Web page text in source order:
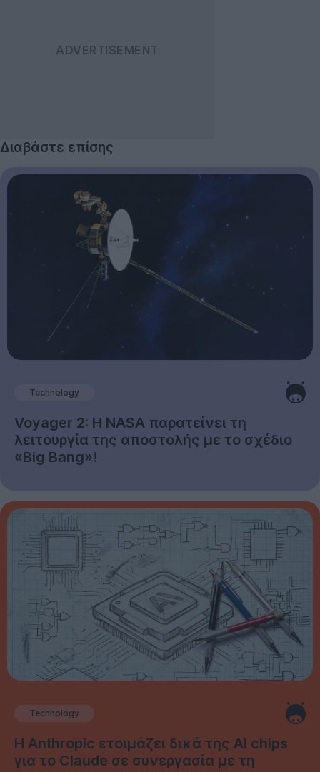
Διαβάστε επίσης
Technology
Voyager 2: Η NASA παρατείνει τη
λειτουργία της αποστολής με το σχέδιο
«Big Bang»!
Technology
Η Anthropic ετοιμάζει δικά της AI chips
για το Claude σε συνεργασία με τη